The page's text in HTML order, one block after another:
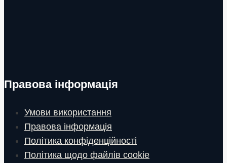
Правова інформація
Умови використання
Правова інформація
Політика конфіденційності
Політика щодо файлів cookie